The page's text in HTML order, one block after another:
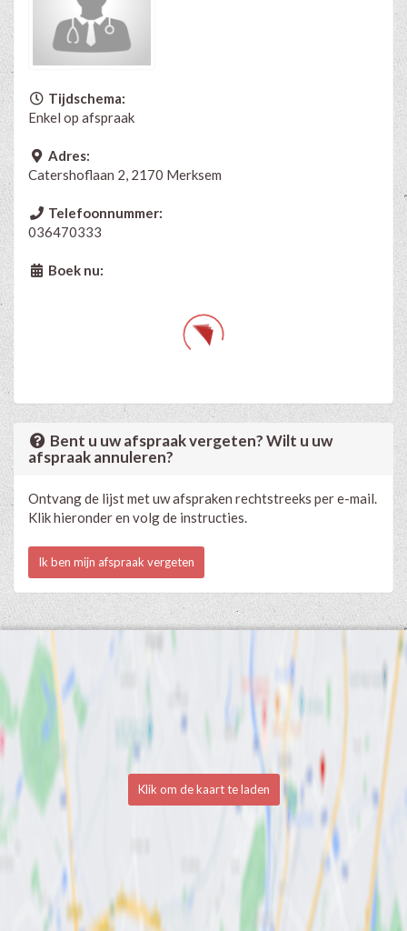
Tijdschema:
Enkel op afspraak
Adres:
Catershoflaan 2, 2170 Merksem
Telefoonnummer:
036470333
Boek nu:
Bent u uw afspraak vergeten? Wilt u uw
afspraak annuleren?
Ontvang de lijst met uw afspraken rechtstreeks per e-mail.
Klik hieronder en volg de instructies.
Ik ben mijn afspraak vergeten
Klik om de kaart te laden